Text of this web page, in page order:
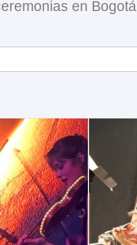
en Bogotá